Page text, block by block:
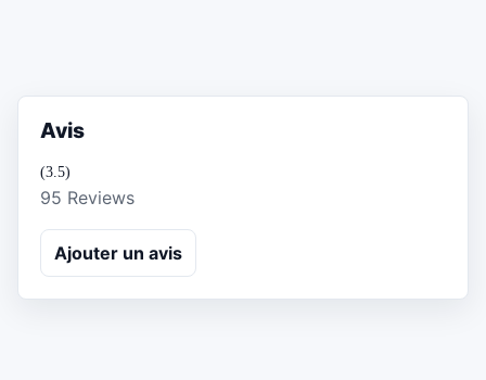
Avis
(3.5)
95 Reviews
Ajouter un avis